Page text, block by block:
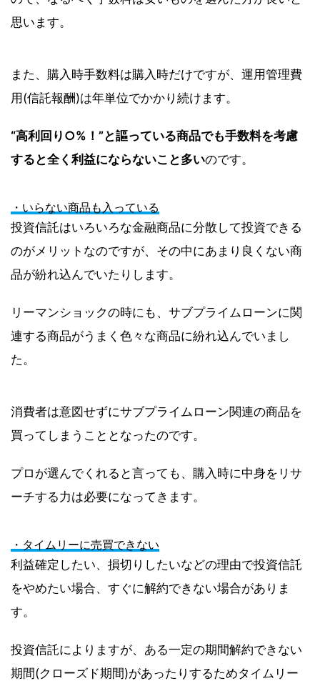
思います。
また、購入時手数料は購入時だけですが、運用管理費
用(信託報酬)は年単位でかかり続けます。
“高利回り○%！”と謳っている商品でも手数料を考慮
すると全く利益にならないこと多いのです。
・いらない商品も入っている
投資信託はいろいろな金融商品に分散して投資できる
のがメリットなのですが、その中にあまり良くない商
品が紛れ込んでいたりします。
リーマンショックの時にも、サブプライムローンに関
連する商品がうまく色々な商品に紛れ込んでいまし
た。
消費者は意図せずにサブプライムローン関連の商品を
買ってしまうこととなったのです。
プロが選んでくれると言っても、購入時に中身をリサ
ーチする力は必要になってきます。
・タイムリーに売買できない
利益確定したい、損切りしたいなどの理由で投資信託
をやめたい場合、すぐに解約できない場合がありま
す。
投資信託によりますが、ある一定の期間解約できない
期間(クローズド期間)があったりするためタイムリー